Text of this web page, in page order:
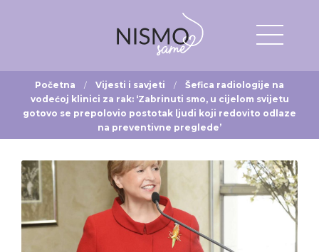
Početna Vijesti i savjeti
Šefica radiologije na
vodećoj klinici za rak: ‘Zabrinuti smo, u cijelom svijetu
gotovo se prepolovio postotak ljudi koji redovito odlaze
na preventivne preglede’